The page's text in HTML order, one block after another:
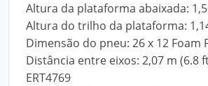
Altura da plataforma abaixada:
Altura do trilho da plataforma:
Dimensão do pneu: 26 x 12 Foam
Distância entre eixos: 2,07 m (6.8
ERT4769